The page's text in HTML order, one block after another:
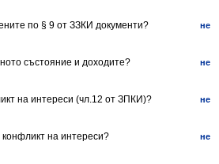
по § 9 от ЗЗКИ документи? не
състояние и доходите? не
на интереси (чл.12 от ЗПКИ)? не
на интереси? не